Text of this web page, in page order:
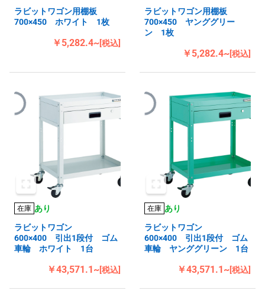
ラビットワゴン用棚板
700×450 ホワイト 1枚
￥5,282.4~[税込]
ラビットワゴン用棚板
700×450 ヤンググリー
ン 1枚
￥5,282.4~[税込]
在庫 あり
ラビットワゴン
600×400 引出1段付 ゴム
車輪 ホワイト 1台
￥43,571.1~[税込]
在庫 あり
ラビットワゴン
600×400 引出1段付 ゴム
車輪 ヤンググリーン 1台
￥43,571.1~[税込]